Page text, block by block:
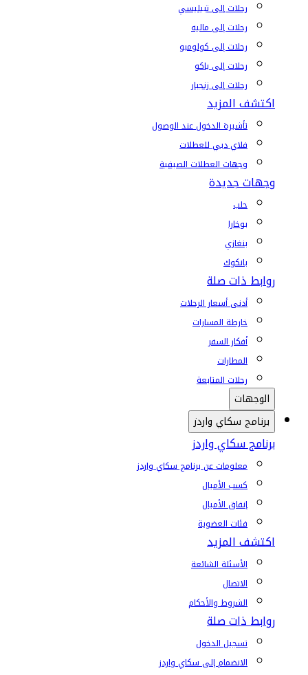
رحلات إلى تبيليسي
رحلات إلى ماليه
رحلات إلى كولومبو
رحلات إلى باكو
رحلات إلى زنجبار
اكتشف المزيد
تأشيرة الدخول عند الوصول
فلاي دبي للعطلات
وجهات العطلات الصيفية
وجهات جديدة
حلب
بوخارا
بنغازي
بانكوك
روابط ذات صلة
أدنى أسعار الرحلات
خارطة المسارات
أفكار السفر
المطارات
رحلات المتابعة
الوجهات
برنامج سكاي واردز
برنامج سكاي واردز
معلومات عن برنامج سكاي واردز
كسب الأميال
إنفاق الأميال
فئات العضوية
اكتشف المزيد
الأسئلة الشائعة
الاتصال
الشروط والأحكام
روابط ذات صلة
تسجيل الدخول
الانضمام إلى سكاي واردز